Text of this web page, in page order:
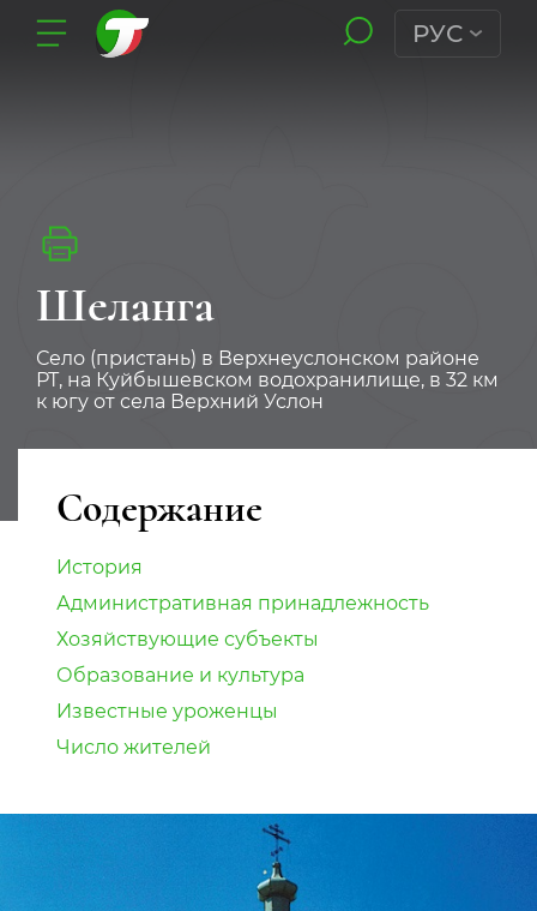
РУС
Шеланга
Село (пристань) в Верхнеуслонском районе
РТ, на Куйбышевском водохранилище, в 32 км
к югу от села Верхний Услон
Содержание
История
Административная принадлежность
Хозяйствующие субъекты
Образование и культура
Известные уроженцы
Число жителей